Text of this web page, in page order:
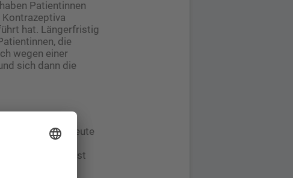
Patientinnen
hat. Längerfristig
die
wegen einer
sich dann die
war, ist es heute
Fällen
Situationen ist